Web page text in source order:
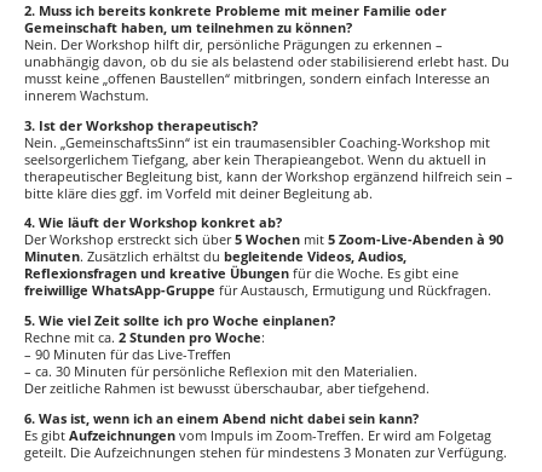
2. Muss ich bereits konkrete Probleme mit meiner Familie oder
Gemeinschaft haben, um teilnehmen zu können?
Nein. Der Workshop hilft dir, persönliche Prägungen zu erkennen –
unabhängig davon, ob du sie als belastend oder stabilisierend erlebt hast. Du
musst keine „offenen Baustellen“ mitbringen, sondern einfach Interesse an
innerem Wachstum.
3. Ist der Workshop therapeutisch?
Nein. „GemeinschaftsSinn“ ist ein traumasensibler Coaching-Workshop mit
seelsorgerlichem Tiefgang, aber kein Therapieangebot. Wenn du aktuell in
therapeutischer Begleitung bist, kann der Workshop ergänzend hilfreich sein –
bitte kläre dies ggf. im Vorfeld mit deiner Begleitung ab.
4. Wie läuft der Workshop konkret ab?
Der Workshop erstreckt sich über5 Wochen mit 5 Zoom-Live-Abenden à 90
Minuten. Zusätzlich erhältst du begleitende Videos, Audios,
Reflexionsfragen und kreative Übungen für die Woche. Es gibt eine
freiwillige WhatsApp-Gruppe für Austausch, Ermutigung und Rückfragen.
5. Wie viel Zeit sollte ich pro Woche einplanen?
Rechne mit ca. 2 Stunden pro Woche:
– 90 Minuten für das Live-Treffen
– ca. 30 Minuten für persönliche Reflexion mit den Materialien.
Der zeitliche Rahmen ist bewusst überschaubar, aber tiefgehend.
6. Was ist, wenn ich an einem Abend nicht dabei sein kann?
Es gibt Aufzeichnungen vom Impuls im Zoom-Treffen. Er wird am Folgetag
geteilt. Die Aufzeichnungen stehen für mindestens 3 Monaten zur Verfügung.